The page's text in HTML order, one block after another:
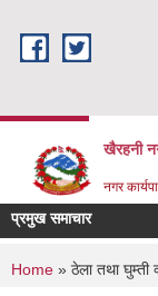
खैरहनी
नगर
प्रमुख समाचार
You are
Home » ठेला तथा घुम्ती